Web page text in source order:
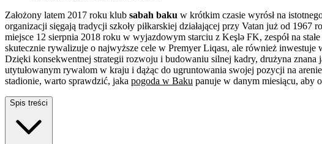
Założony latem 2017 roku klub sabah baku w krótkim czasie wyrósł na
organizacji sięgają tradycji szkoły piłkarskiej działającej przy Vatan już od
miejsce 12 sierpnia 2018 roku w wyjazdowym starciu z Keşlə FK, zespół na
skutecznie rywalizuje o najwyższe cele w Premyer Liqası, ale również
Dzięki konsekwentnej strategii rozwoju i budowaniu silnej kadry, drużyna znana
utytułowanym rywalom w kraju i dążąc do ugruntowania swojej pozycji na
stadionie, warto sprawdzić, jaka pogoda w Baku panuje w danym miesiącu, aby
Spis treści